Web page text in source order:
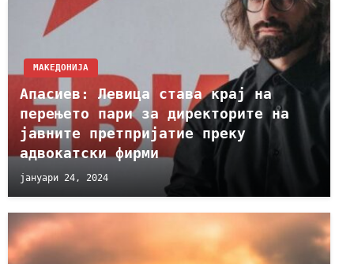
МАКЕДОНИЈА
Апасиев: Левица става крај на
перењето пари за директорите на
јавните претпријатие преку
адвокатски фирми
јануари 24, 2024